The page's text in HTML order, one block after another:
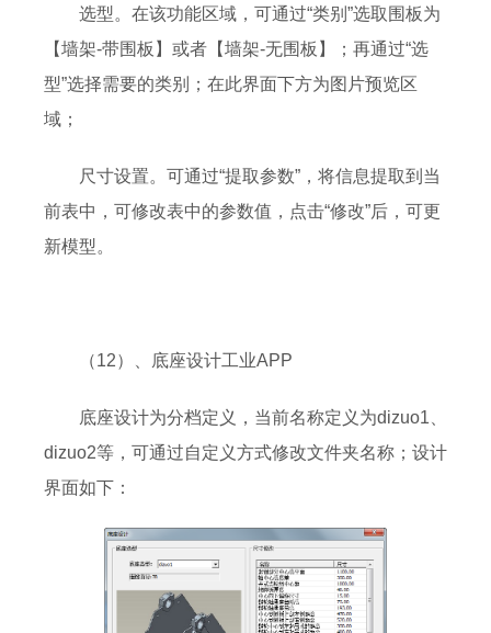
选型。在该功能区域，可通过“类别”选取围板为
【墙架-带围板】或者【墙架-无围板】；再通过“选
型”选择需要的类别；在此界面下方为图片预览区
域；
尺寸设置。可通过“提取参数”，将信息提取到当
前表中，可修改表中的参数值，点击“修改”后，可更
新模型。
（12）、底座设计工业APP
底座设计为分档定义，当前名称定义为dizuo1、
dizuo2等，可通过自定义方式修改文件夹名称；设计
界面如下：